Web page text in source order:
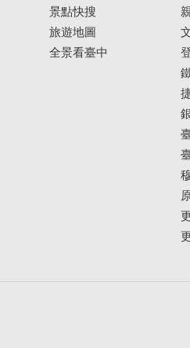
景點快搜
旅遊地圖
全景看臺中